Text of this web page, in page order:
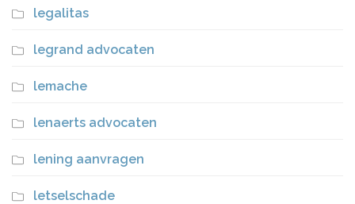
legalitas
legrand advocaten
lemache
lenaerts advocaten
lening aanvragen
letselschade